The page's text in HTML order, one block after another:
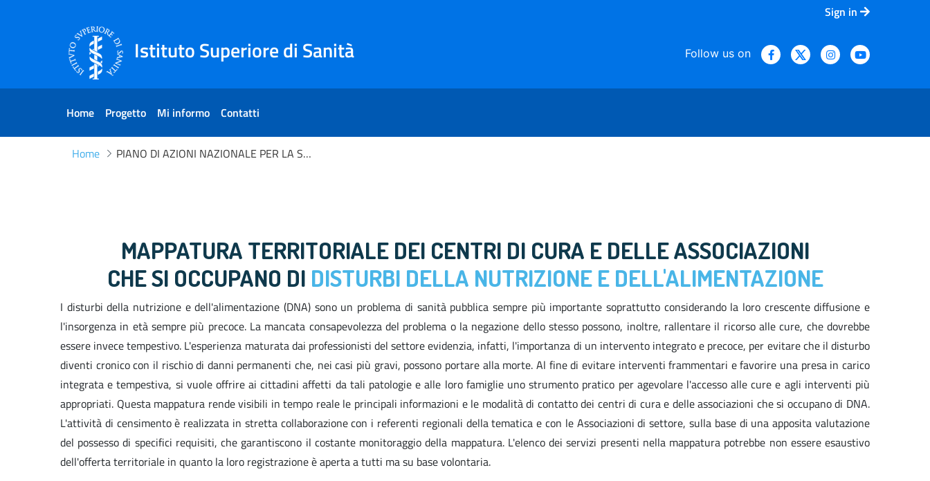
Sign in
Istituto Superiore di Sanità Follow us on
Home Progetto Mi informo Contatti
Home PIANO DI AZIONI NAZIONALE PER LA SALUTE MENTALE
MAPPATURA TERRITORIALE DEI CENTRI DI CURA E DELLE ASSOCIAZIONI
CHE SI OCCUPANO DI DISTURBI DELLA NUTRIZIONE E DELL'ALIMENTAZIONE
I disturbi della nutrizione e dell'alimentazione (DNA) sono un problema di sanità pubblica sempre più importante soprattutto considerando la loro crescente diffusione e
l'insorgenza in età sempre più precoce. La mancata consapevolezza del problema o la negazione dello stesso possono, inoltre, rallentare il ricorso alle cure, che dovrebbe
essere invece tempestivo. L'esperienza maturata dai professionisti del settore evidenzia, infatti, l'importanza di un intervento integrato e precoce, per evitare che il disturbo
diventi cronico con il rischio di danni permanenti che, nei casi più gravi, possono portare alla morte. Al fine di evitare interventi frammentari e favorire una presa in carico
integrata e tempestiva, si vuole offrire ai cittadini affetti da tali patologie e alle loro famiglie uno strumento pratico per agevolare l'accesso alle cure e agli interventi più
appropriati. Questa mappatura rende visibili in tempo reale le principali informazioni e le modalità di contatto dei centri di cura e delle associazioni che si occupano di DNA.
L'attività di censimento è realizzata in stretta collaborazione con i referenti regionali della tematica e con le Associazioni di settore, sulla base di una apposita valutazione
del possesso di specifici requisiti, che garantiscono il costante monitoraggio della mappatura. L'elenco dei servizi presenti nella mappatura potrebbe non essere esaustivo
dell'offerta territoriale in quanto la loro registrazione è aperta a tutti ma su base volontaria.